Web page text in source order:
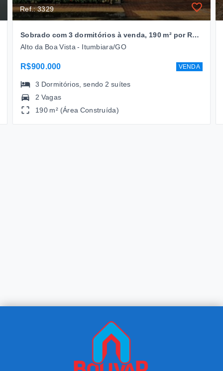
Ref.: 3329
Sobrado com 3 dormitórios à venda, 190 m² por R$ 900.000 - Alto da Boa Vista - Itumbiara/GO
Alto da Boa Vista - Itumbiara/GO
R$900.000 VENDA
3 Dormitórios , sendo 2 suítes
2 Vagas
190 m² (Área Construída)